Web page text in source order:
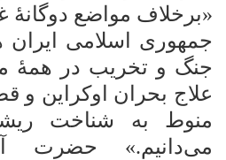
«برخلاف مواضع دوگانۀ
جمهوری اسلامی ایران
جنگ و تخریب در همۀ
علاج بحران اوکراین و
منوط به شناخت
می‌دانیم.» حضرت